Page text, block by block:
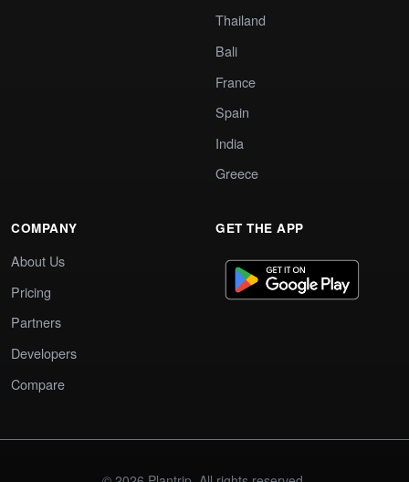
Thailand
Bali
France
Spain
India
Greece
COMPANY
About Us
Pricing
Partners
Developers
Compare
GET THE APP